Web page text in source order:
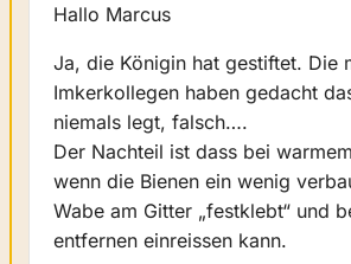
Hallo Marcus
Ja, die Königin hat gestiftet. Die
Imkerkollegen haben gedacht
niemals legt, falsch….
Der Nachteil ist dass bei
wenn die Bienen ein wenig
Wabe am Gitter „festklebt“ und
entfernen einreissen kann.